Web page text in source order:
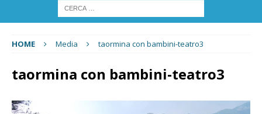
HOME Media taormina con bambini-teatro3
taormina con bambini-teatro3